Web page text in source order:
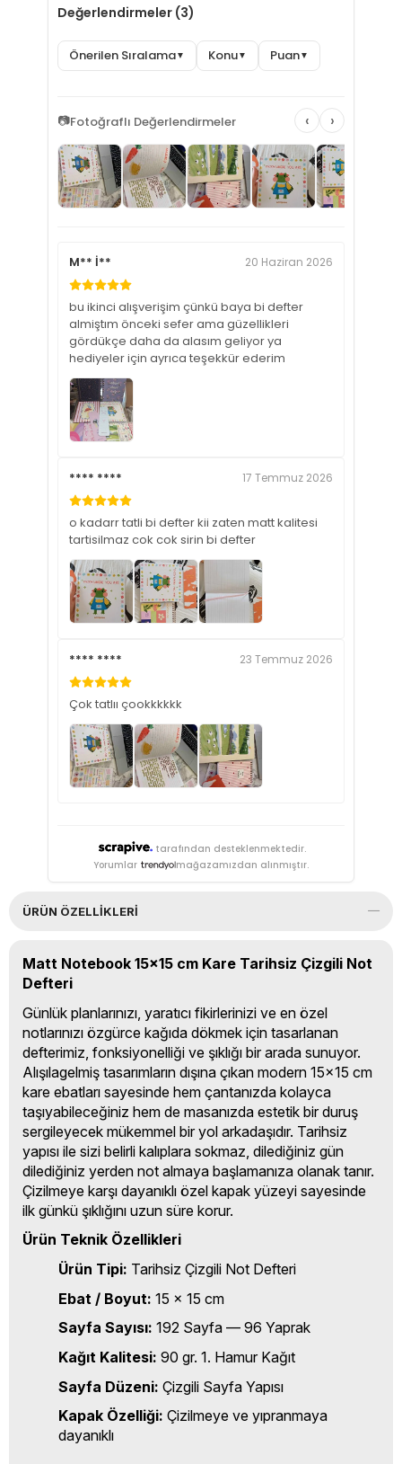
Değerlendirmeler (3)
Önerilen Sıralama▼ Konu▼ Puan▼
📷Fotoğraflı Değerlendirmeler ‹ ›
M** İ** 20 Haziran 2026
bu ikinci alışverişim çünkü baya bi defter
almiştım önceki sefer ama güzellikleri
gördükçe daha da alasım geliyor ya
hediyeler için ayrıca teşekkür ederim
**** **** 17 Temmuz 2026
o kadarr tatli bi defter kii zaten matt kalitesi
tartisilmaz cok cok sirin bi defter
**** **** 23 Temmuz 2026
Çok tatlıı çookkkkkk
tarafından desteklenmektedir.
Yorumlar
mağazamızdan alınmıştır.
ÜRÜN ÖZELLIKLERI
Matt Notebook 15x15 cm Kare Tarihsiz Çizgili Not
Defteri
Günlük planlarınızı, yaratıcı fikirlerinizi ve en özel
notlarınızı özgürce kağıda dökmek için tasarlanan
defterimiz, fonksiyonelliği ve şıklığı bir arada sunuyor.
Alışılagelmiş tasarımların dışına çıkan modern 15x15 cm
kare ebatları sayesinde hem çantanızda kolayca
taşıyabileceğiniz hem de masanızda estetik bir duruş
sergileyecek mükemmel bir yol arkadaşıdır. Tarihsiz
yapısı ile sizi belirli kalıplara sokmaz, dilediğiniz gün
dilediğiniz yerden not almaya başlamanıza olanak tanır.
Çizilmeye karşı dayanıklı özel kapak yüzeyi sayesinde
ilk günkü şıklığını uzun süre korur.
Ürün Teknik Özellikleri
Ürün Tipi: Tarihsiz Çizgili Not Defteri
Ebat / Boyut: 15 x 15 cm
Sayfa Sayısı: 192 Sayfa — 96 Yaprak
Kağıt Kalitesi: 90 gr. 1. Hamur Kağıt
Sayfa Düzeni: Çizgili Sayfa Yapısı
Kapak Özelliği: Çizilmeye ve yıpranmaya
dayanıklı